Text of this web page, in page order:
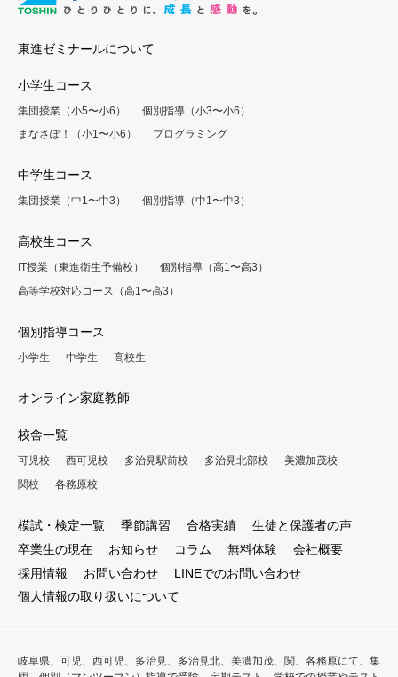
東進ゼミナールについて
小学生コース
集団授業（小5〜小6）
個別指導（小3〜小6）
まなさぽ！（小1〜小6）
プログラミング
中学生コース
集団授業（中1〜中3） 個別指導（中1〜中3）
高校生コース
IT授業（東進衛生予備校）
個別指導（高1〜高3）
高等学校対応コース（高1〜高3）
個別指導コース
小学生 中学生 高校生
オンライン家庭教師
校舎一覧
可児校 西可児校 多治見駅前校 多治見北部校
美濃加茂校
関校
各務原校
模試・検定一覧 季節講習 合格実績
生徒と保護者の声
卒業生の現在
お知らせ コラム 無料体験
会社概要
採用情報
お問い合わせ
LINEでのお問い合わせ
個人情報の取り扱いについて
岐阜県、可児、西可児、多治見、多治見北、美濃加茂、関、各務原にて、集